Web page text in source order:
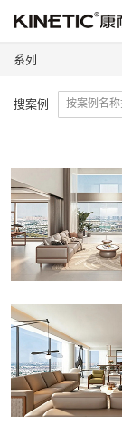
系列
搜案例